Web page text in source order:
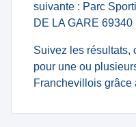
suivante : Parc
DE LA GARE
Suivez les résultats,
pour une ou
Franchevillois grâce